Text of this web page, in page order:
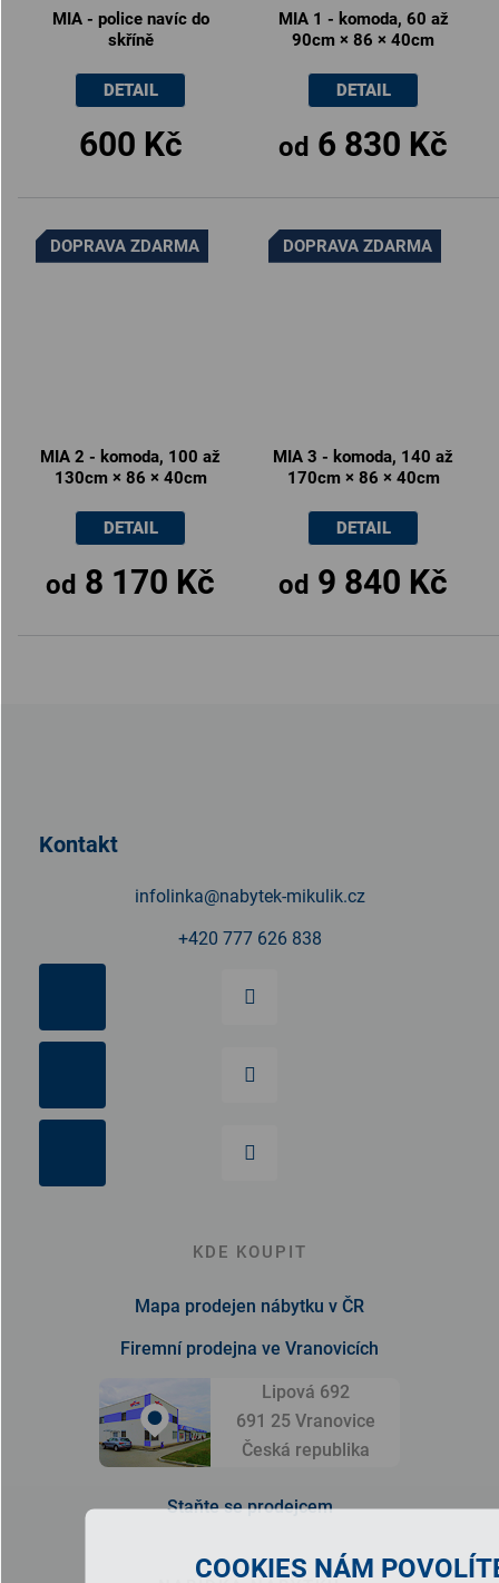
COOKIES NÁM
MIA - police navíc do
skříně
600 Kč
DETAIL
MIA 1 - komoda, 60 až
90cm × 86 × 40cm
od 6 830 Kč
DETAIL
DOPRAVA ZDARMA
MIA 2 - komoda, 100 až
130cm × 86 × 40cm
od 8 170 Kč
DETAIL
DOPRAVA ZDARMA
MIA 3 - komoda, 140 až
170cm × 86 × 40cm
od 9 840 Kč
DETAIL
Kontakt
infolinka@nabytek-mikulik.cz
+420 777 626 838
KDE KOUPIT
Mapa prodejen nábytku v ČR
Firemní prodejna ve Vranovicích
Lipová 692
691 25 Vranovice
Česká republika
Staňte se prodejcem